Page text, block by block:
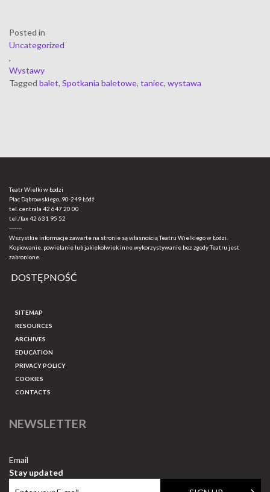
Posted in
Uncategorized
,
Wystawy
Tagged balet, Spotkania baletowe, taniec, wystawa
Teatr Wielki w Łodzi
Plac Dąbrowskiego, 90-249 Łódź
tel. centrala 42 647 20 00
tel./fax42 631 95 52
-------
Wszystkie informacje zawarte na stronie są własnością Teatru Wielkiego w Łodzi.
Kopiowanie, powielanie lub jakiekolwiek inne wykorzystywanie bez zgody Teatru jest
zabronione.
DOSTĘPNOŚĆ
SITEMAP
RESOURCES
ARCHIVES
EDUCATION
PRIVACY POLICY
COOKIES
CONTACTS
NEWSLETTER
Email
Stay updated